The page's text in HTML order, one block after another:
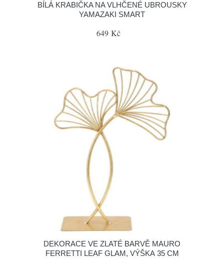
BÍLÁ KRABIČKA NA VLHČENÉ UBROUSKY
YAMAZAKI SMART
649 Kč
DEKORACE VE ZLATÉ BARVĚ MAURO
FERRETTI LEAF GLAM, VÝŠKA 35 CM